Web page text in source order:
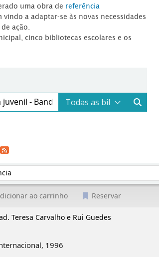
uma obra de referência
a adaptar-se às novas necessidades
ação.
cinco bibliotecas escolares e os
ao carrinho Reservar
Teresa Carvalho e Rui Guedes
1996